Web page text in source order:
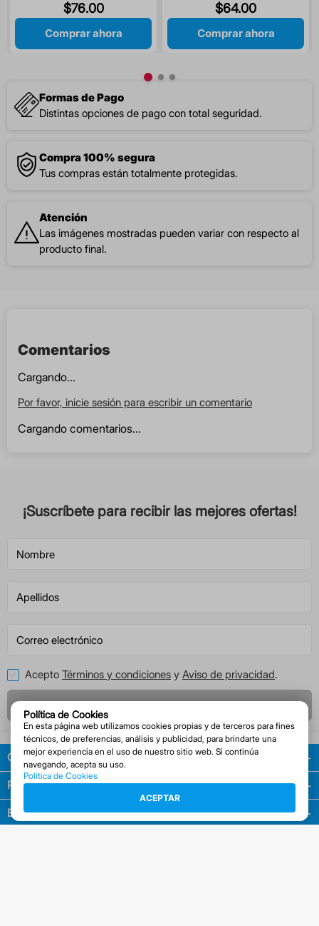
Política de Cookies
En esta página web utilizamos cookies propias y de terceros para fines
técnicos, de preferencias, análisis y publicidad, para brindarte una
mejor experiencia en el uso de nuestro sitio web. Si continúa
navegando, acepta su uso.
Política de Cookies
ACEPTAR
$76.00
Comprar ahora
$64.00
Comprar ahora
Formas de Pago
Distintas opciones de pago con total seguridad.
Compra 100% segura
Tus compras están totalmente protegidas.
Atención
Las imágenes mostradas pueden variar con respecto al
producto final.
Comentarios
Cargando...
Por favor, inicie sesión para escribir un comentario
Cargando comentarios...
¡Suscríbete para recibir las mejores ofertas!
Acepto Términos y condiciones y Aviso de privacidad.
Registrarme
Guía de compras
Políticas
Empresa